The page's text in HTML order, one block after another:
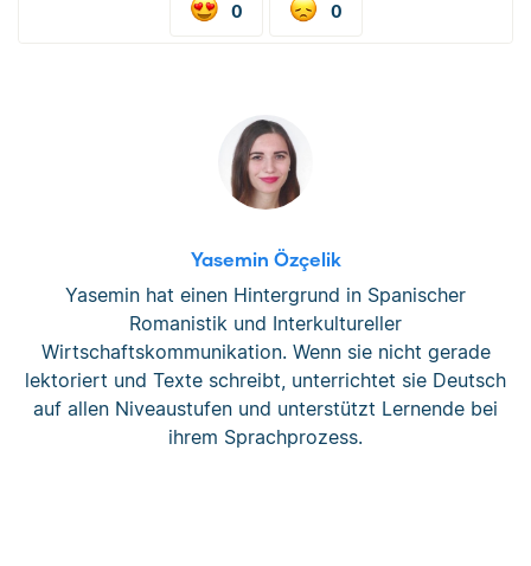
0 0
Yasemin Özçelik
Yasemin hat einen Hintergrund in Spanischer
Romanistik und Interkultureller
Wirtschaftskommunikation. Wenn sie nicht gerade
lektoriert und Texte schreibt, unterrichtet sie Deutsch
auf allen Niveaustufen und unterstützt Lernende bei
ihrem Sprachprozess.